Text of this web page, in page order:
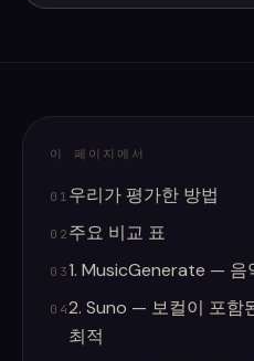
이 페이지에서
01 우리가 평가한 방법
02 주요 비교 표
031. MusicGenerate — 음
042. Suno — 보컬이 포함
최적